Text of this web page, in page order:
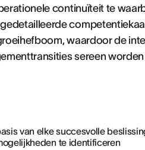
continuïteit te
waardoor de
sereen
van elke succesvolle
te identificeren